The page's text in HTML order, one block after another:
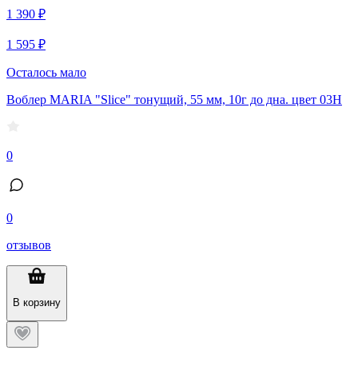
1 390 ₽
1 595 ₽
Осталось мало
Воблер MARIA "Slice" тонущий, 55 мм, 10г до дна. цвет 03H
0
0
отзывов
В корзину